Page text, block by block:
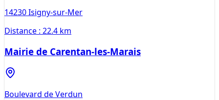
14230Isigny-sur-Mer
Distance : 22.4 km
Mairie de Carentan-les-Marais
Boulevard de Verdun